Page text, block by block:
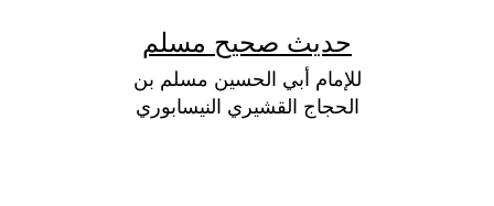
حديث صحيح مسلم
للإمام أبي الحسين مسلم بن
الحجاج القشيري النيسابوري